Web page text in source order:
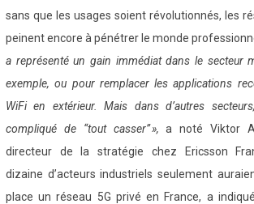
sans que les usages soient révolutionnés, les
peinent encore à pénétrer le monde
a représenté un gain immédiat dans le secteur
exemple, ou pour remplacer les applications
WiFi en extérieur. Mais dans d’autres
compliqué de “tout casser” », a noté Viktor
directeur de la stratégie chez Ericsson
dizaine d’acteurs industriels seulement
place un réseau 5G privé en France, a